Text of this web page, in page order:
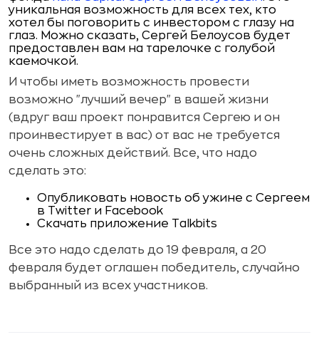
уникальная возможность для всех тех, кто
хотел бы поговорить с инвестором с глазу на
глаз. Можно сказать, Сергей Белоусов будет
предоставлен вам на тарелочке с голубой
каемочкой.
И чтобы иметь возможность провести
возможно "лучший вечер" в вашей жизни
(вдруг ваш проект понравится Сергею и он
проинвестирует в вас) от вас не требуется
очень сложных действий. Все, что надо
сделать это:
Опубликовать новость об ужине с Сергеем
в Twitter и Facebook
Скачать приложение Talkbits
Все это надо сделать до 19 февраля, а 20
февраля будет оглашен победитель, случайно
выбранный из всех участников.